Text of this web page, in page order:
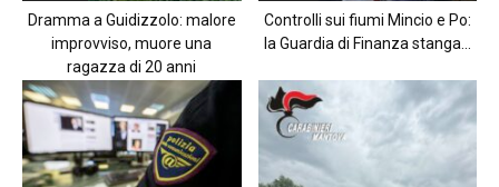
Dramma a Guidizzolo: malore
improvviso, muore una
ragazza di 20 anni
Controlli sui fiumi Mincio e Po:
la Guardia di Finanza stanga...